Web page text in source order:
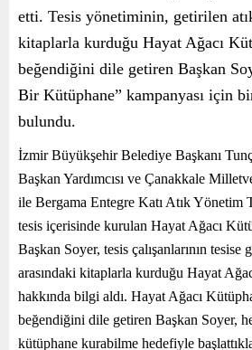
etti. Tesis yönetiminin, getirilen
kitaplarla kurduğu Hayat Ağacı
beğendiğini dile getiren Başkan
Bir Kütüphane” kampanyası için
bulundu.
İzmir Büyükşehir Belediye Başkanı
Başkan Yardımcısı ve Çanakkale
ile Bergama Entegre Katı Atık Yönetim
tesis içerisinde kurulan Hayat Ağacı
Başkan Soyer, tesis çalışanlarının tesise
arasındaki kitaplarla kurduğu Hayat
hakkında bilgi aldı. Hayat Ağacı
beğendiğini dile getiren Başkan Soyer,
kütüphane kurabilme hedefiyle